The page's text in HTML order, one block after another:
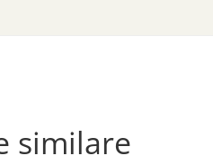
similare